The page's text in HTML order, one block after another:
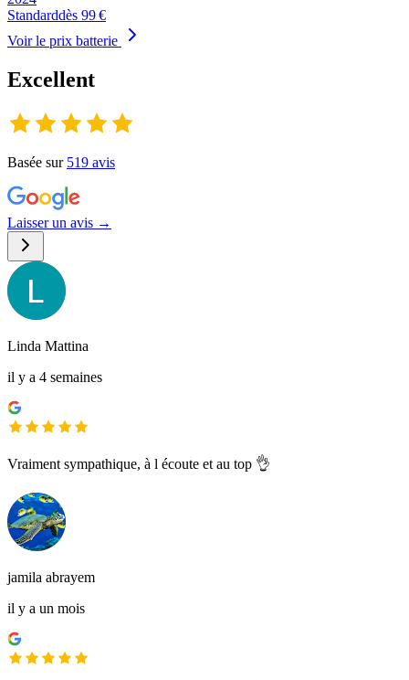
Standarddès 99€
Voir le prix batterie
Excellent
Basée sur 519 avis
Laisser un avis →
Linda Mattina
il y a 4 semaines
Vraiment sympathique, à l écoute et au top 👌
jamila abrayem
il y a un mois